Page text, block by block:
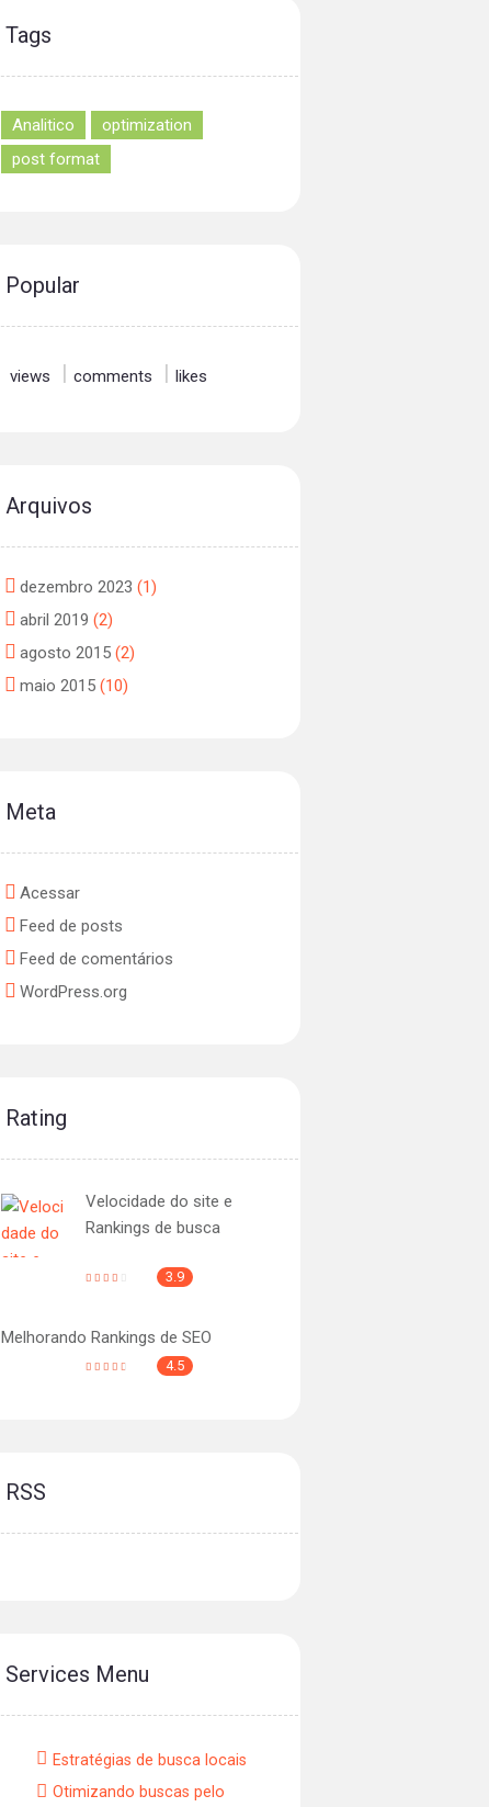
Tags
Analitico
optimization
post format
Popular
views comments likes
Arquivos
dezembro2023 (1)
abril2019 (2)
agosto2015 (2)
maio2015 (10)
Meta
Acessar
Feed de posts
Feed de comentários
WordPress.org
Rating
Velocidade do site e
Rankings de busca
3.9
Melhorando Rankings de SEO
4.5
RSS
Services Menu
Estratégias de busca locais
Otimizando buscas pelo